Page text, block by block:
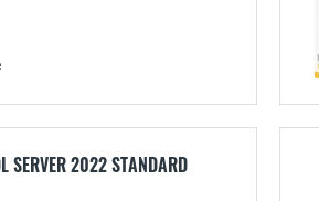
SERVER 2022 STANDARD